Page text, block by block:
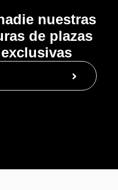
nuestras
de plazas